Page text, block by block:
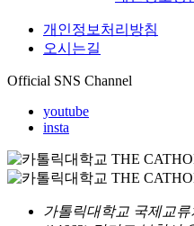
개인정보처리방침
오시는길
Official SNS Channel
youtube
insta
가톨릭대학교 국제교류